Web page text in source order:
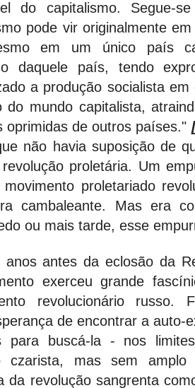
do capitalismo. Segue-
pode vir originalmente
em um único país
daquele país, tendo
a produção socialista
do mundo capitalista,
oprimidas de outros países."
não havia suposição de
proletária. Um
proletariado
cambaleante. Mas era
ou mais tarde, esse
anos antes da eclosão da
exerceu grande
revolucionário russo.
de encontrar a auto-
para buscá-la - nos
czarista, mas sem
da revolução sangrenta